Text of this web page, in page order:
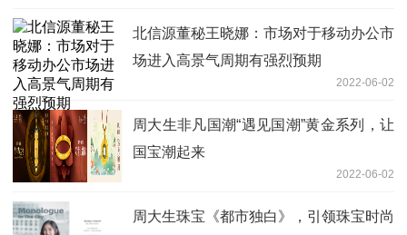
北信源董秘王晓娜：市场对于移动办公市
场进入高景气周期有强烈预期
2022-06-02
周大生非凡国潮“遇见国潮”黄金系列，让
国宝潮起来
2022-06-02
周大生珠宝《都市独白》，引领珠宝时尚